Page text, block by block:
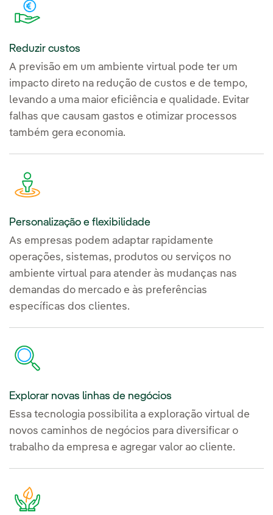
Reduzir custos
A previsão em um ambiente virtual pode ter um
impacto direto na redução de custos e de tempo,
levando a uma maior eficiência e qualidade. Evitar
falhas que causam gastos e otimizar processos
também gera economia.
Personalização e flexibilidade
As empresas podem adaptar rapidamente
operações, sistemas, produtos ou serviços no
ambiente virtual para atender às mudanças nas
demandas do mercado e às preferências
específicas dos clientes.
Explorar novas linhas de negócios
Essa tecnologia possibilita a exploração virtual de
novos caminhos de negócios para diversificar o
trabalho da empresa e agregar valor ao cliente.